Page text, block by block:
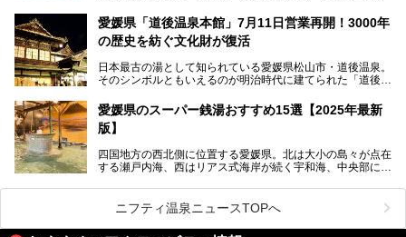
ポイントについて厳選してお届けします。読めばきっと、行
きたくなること間違いなし！
露天風呂。日々の生活から隔離された非日常感を味わえま
す。
ト。今回はニフティ温泉ライターである筆者自ら宿泊し、名
物の大露天風呂「翠明の湯」の全浴槽をご紹介。また、パブ
その魅力をご紹介します！
愛媛県「道後温泉本館」7月11日営業再開！3000年
の歴史を紡ぐ文化財が復活
日本最古の湯として知られている愛媛県松山市・道後温泉。
そのシンボルともいえるのが明治時代に建てられた「道後温
いた保存修理工事が終わり、いよいよ2024年7月11日から
全館営業再開となります。
愛媛県のスーパー銭湯おすすめ15選【2025年最新
版】
四国地方の西北側に位置する愛媛県。北は大小の島々が点在
する瀬戸内海、西はリアス式海岸が続く宇和海、中央部には
な自然と、温暖な気候が魅力の県です。
日本最古の温泉といわれる道後温泉を筆頭に、多くの温泉が
ある愛媛県は、スーパー銭湯も豊富です。中には、中四国地
方を代表する人気の施設も。今回は、愛媛県の誇るスーパー
ニフティ温泉ニュースTOPへ